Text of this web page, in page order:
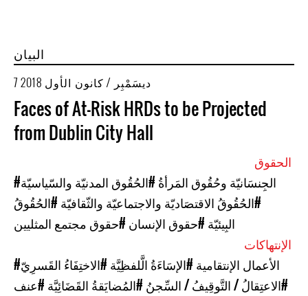
البيان
7 ديسَمْبِر / كانون الأول 2018
Faces of At-Risk HRDs to be Projected
from Dublin City Hall
#الجِنسَانيّة وحُقُوق المَرأةُ #الحُقُوق المدنيّة والسّياسيّة
#الحُقُوقُ الاقتصَاديّة والاجتماعيّة والثّقافيّة #الحُقُوقُ
البِيئيّة #حقوق الإنسان #حقوق مجتمع المثليين
#الأعمال الإنتقامية #الإسَاءَةُ الَّلفظِيَّة #الاختِفَاءُ القَسرِيّ
#الاعتِقالُ / التَّوقِيفُ / السِّجنُ #المُضايَقةُ القَضَائِيَّة #عنف